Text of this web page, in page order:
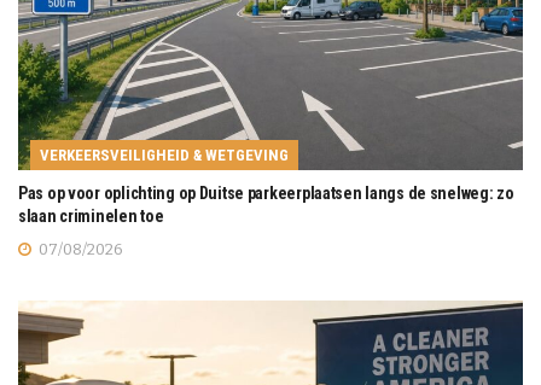
VERKEERSVEILIGHEID & WETGEVING
Pas op voor oplichting op Duitse parkeerplaatsen langs de snelweg: zo
slaan criminelen toe
07/08/2026